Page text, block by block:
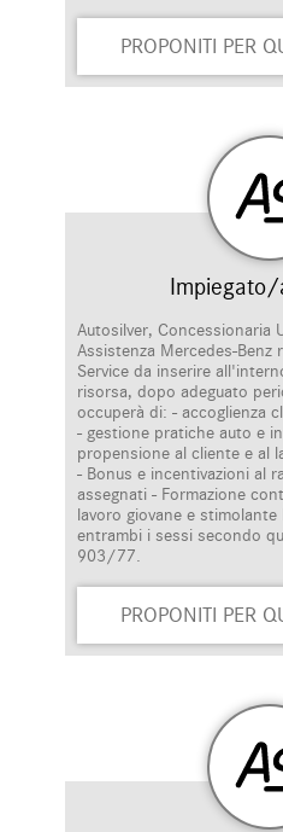
PROPONITI PER
Impiegato/
Autosilver, Concessionaria
Assistenza Mercedes-
Service da inserire
risorsa, dopo adeguato
occuperà di: - accoglienza
- gestione pratiche auto e
propensione al cliente e al
- Bonus e incentivazioni al
assegnati - Formazione
lavoro giovane e
entrambi i sessi secondo
903/77.
PROPONITI PER